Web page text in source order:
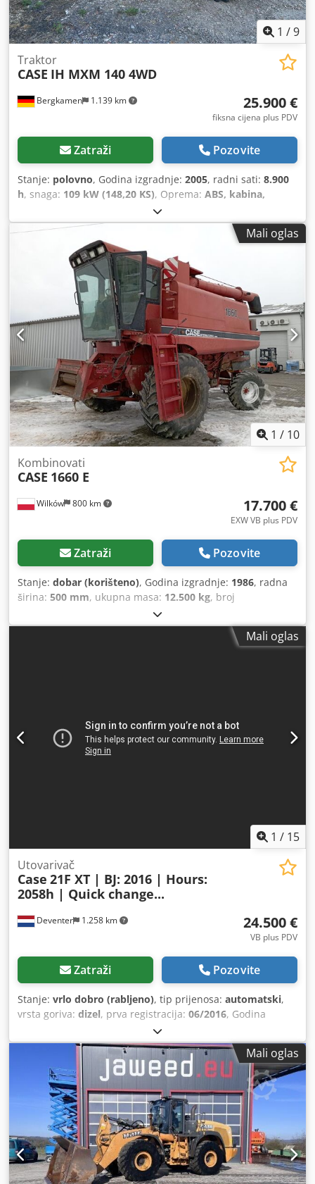
1 /9
Bergkamen 1.139 km
Traktor
CASE IH MXM 140 4WD
25.900 €
fiksna cijena plus PDV
Zatraži Pozovite
Stanje: polovno, Godina izgradnje: 2005, radni sati: 8.900
h, snaga: 109 kW (148,20 KS), Oprema: ABS, kabina,
klima-uređaj, pogon na sve točkove
Mali oglas
1 / 10
Wilków 800 km
Kombinovati
CASE 1660 E
17.700 €
EXW VB plus PDV
Zatraži Pozovite
Stanje: dobar (korišteno), Godina izgradnje: 1986, radna
širina: 500 mm, ukupna masa: 12.500 kg, broj
Mali oglas
1 / 15
Deventer 1.258 km
Utovarivač
Case 21F XT | BJ: 2016 | Hours:
2058h | Quick change...
24.500 €
VB plus PDV
Zatraži Pozovite
Stanje: vrlo dobro (rabljeno), tip prijenosa: automatski,
vrsta goriva: dizel, prva registracija: 06/2016, Godina
2.058 h
Mali oglas